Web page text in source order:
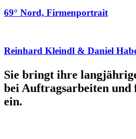
69° Nord, Firmenportrait
Reinhard Kleindl & Daniel
Sie bringt ihre
bei Auftragsarbeiten und
ein.